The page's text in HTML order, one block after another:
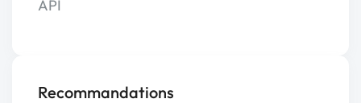
API
Recommandations